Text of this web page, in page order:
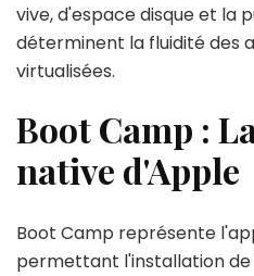
vive, d'espace disque et la
déterminent la fluidité des
virtualisées.
Boot Camp :
native d'Apple
Boot Camp représente
permettant l'installation de